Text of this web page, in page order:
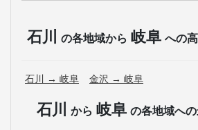
石川 の各地域から 岐阜 への
石川 → 岐阜 金沢 → 岐阜
石川 から 岐阜 の各地域へ